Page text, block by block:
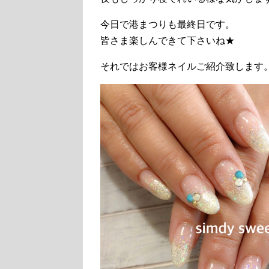
今日で港まつりも最終日です。
皆さま楽しんできて下さいね★
それではお客様ネイルご紹介致します